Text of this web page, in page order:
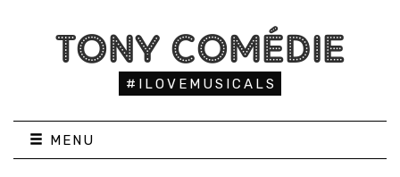
TONY COMÉDIE
#ILOVEMUSICALS
MENU